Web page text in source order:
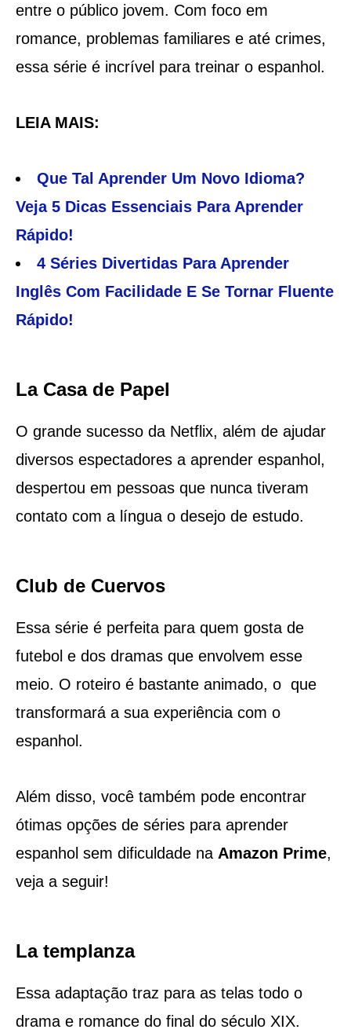
entre o público jovem. Com foco em
romance, problemas familiares e até crimes,
essa série é incrível para treinar o espanhol.
LEIA MAIS:
Que Tal Aprender Um Novo Idioma?
Veja 5 Dicas Essenciais Para Aprender
Rápido!
4 Séries Divertidas Para Aprender
Inglês Com Facilidade E Se Tornar Fluente
Rápido!
La Casa de Papel
O grande sucesso da Netflix, além de ajudar
diversos espectadores a aprender espanhol,
despertou em pessoas que nunca tiveram
contato com a língua o desejo de estudo.
Club de Cuervos
Essa série é perfeita para quem gosta de
futebol e dos dramas que envolvem esse
meio. O roteiro é bastante animado, o que
transformará a sua experiência com o
espanhol.
Além disso, você também pode encontrar
ótimas opções de séries para aprender
espanhol sem dificuldade na Amazon Prime,
veja a seguir!
La templanza
Essa adaptação traz para as telas todo o
drama e romance do final do século XIX.